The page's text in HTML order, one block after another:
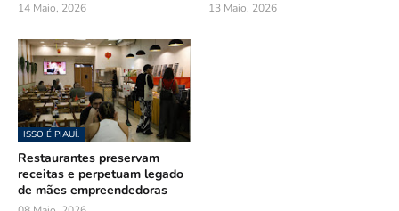
14 Maio, 2026 13 Maio, 2026
ISSO É PIAUÍ.
Restaurantes preservam
receitas e perpetuam legado
de mães empreendedoras